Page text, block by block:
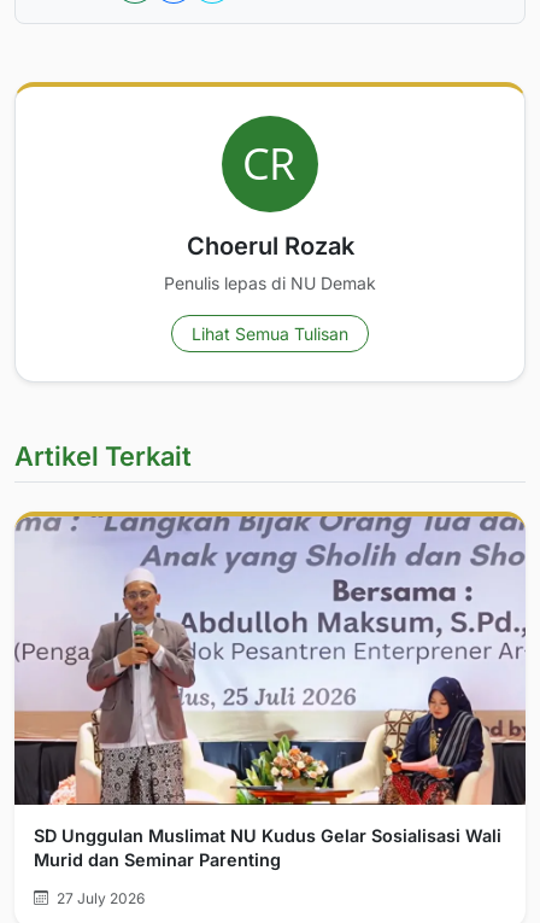
Choerul Rozak
Penulis lepas di NU Demak
Lihat Semua Tulisan
Artikel Terkait
SD Unggulan Muslimat NU Kudus Gelar Sosialisasi Wali
Murid dan Seminar Parenting
27 July 2026